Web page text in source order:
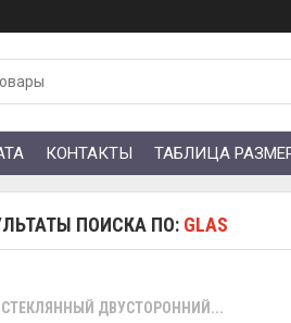
КОНТАКТЫ ТАБЛИЦА
ПОИСКА ПО: GLAS
СТЕКЛЯННЫЙ ДВУСТОРОННИЙ...